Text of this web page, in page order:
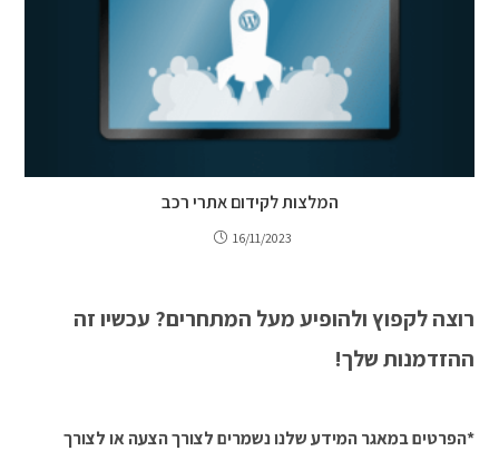
המלצות לקידום אתרי רכב
16/11/2023
רוצה לקפוץ ולהופיע מעל המתחרים? עכשיו זה
ההזדמנות שלך!
*הפרטים במאגר המידע שלנו נשמרים לצורך הצעה או לצורך